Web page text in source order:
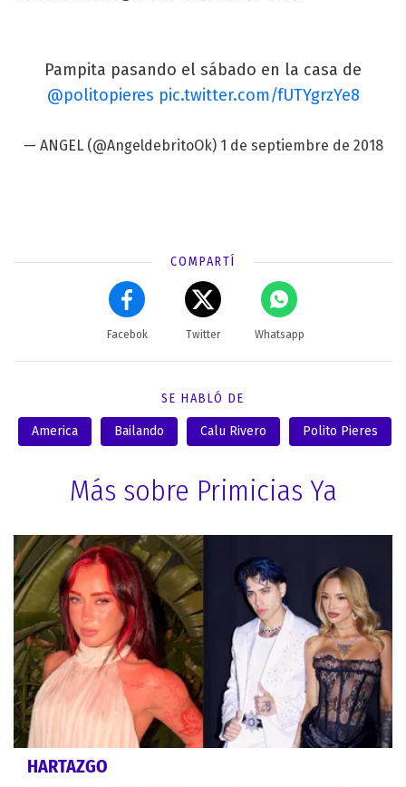
Pampita pasando el sábado en la casa de
@politopieres pic.twitter.com/fUTYgrzYe8
— ANGEL (@AngeldebritoOk) 1 de septiembre de 2018
COMPARTÍ
Facebok Twitter Whatsapp
SE HABLÓ DE
America Bailando Calu Rivero Polito Pieres
Más sobre Primicias Ya
HARTAZGO